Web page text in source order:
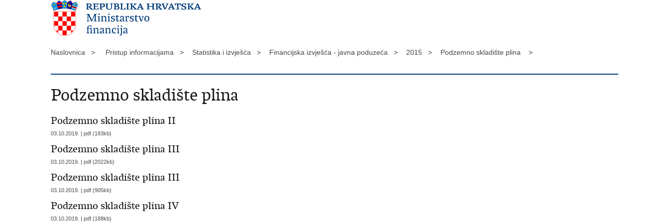
Naslovnica > Pristup informacijama > Statistika i izvješća > Financijska izvješća - javna poduzeća > 2015 > Podzemno skladište plina >
Podzemno skladište plina
Podzemno skladište plina II
03.10.2019. | pdf (183kb)
Podzemno skladište plina III
03.10.2019. | pdf (2022kb)
Podzemno skladište plina III
03.10.2019. | pdf (905kb)
Podzemno skladište plina IV
03.10.2019. | pdf (188kb)